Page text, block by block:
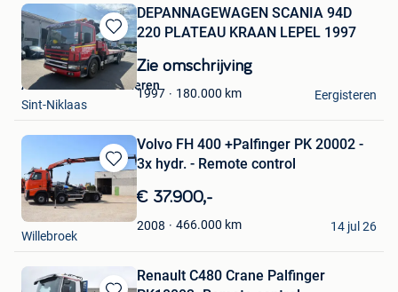
Bewaren
in
Mijn
Favorieten
DEPANNAGEWAGEN SCANIA 94D
220 PLATEAU KRAAN LEPEL 1997
Zie omschrijving
1997 180.000 km
Autohandel Vercauteren
Sint-Niklaas
Eergisteren
Bewaren
in
Mijn
Favorieten
Volvo FH 400 +Palfinger PK 20002 -
3x hydr. - Remote control
€ 37.900,-
2008 466.000 km
Themar Trucks N.V.
Willebroek
14 jul 26
Renault C480 Crane Palfinger